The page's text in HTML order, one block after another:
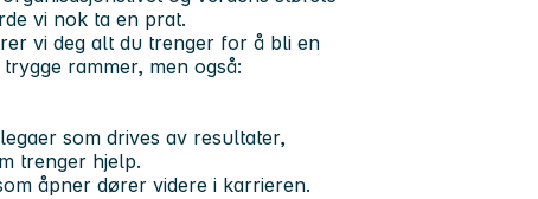
vi nok ta en prat.
vi deg alt du trenger for å bli en
rammer, men også:
som drives av resultater,
trenger hjelp.
åpner dører videre i karrieren.